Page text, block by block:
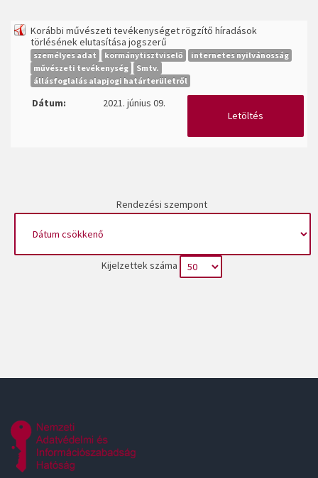
Korábbi művészeti tevékenységet rögzítő híradások
törlésének elutasítása jogszerű
személyes adat kormánytisztviselő
internetes nyilvánosság
művészeti tevékenység
Smtv.
állásfoglalás alapjogi határterületről
Dátum:
2021. június 09.
Letöltés
Rendezési szempont
Kijelzettek száma